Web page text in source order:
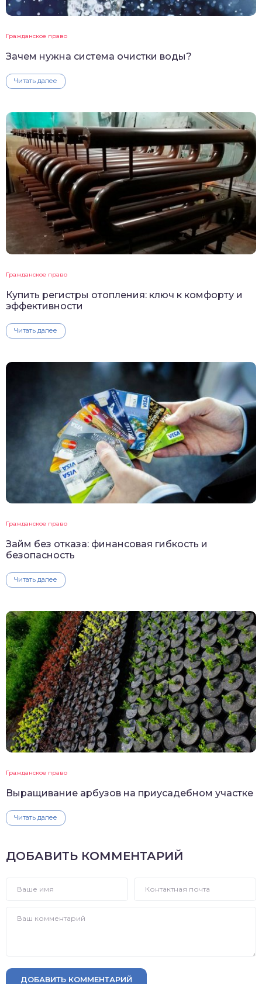
Гражданское право
Зачем нужна система очистки воды?
Читать далее
Гражданское право
Купить регистры отопления: ключ к комфорту и
эффективности
Читать далее
Гражданское право
Займ без отказа: финансовая гибкость и
безопасность
Читать далее
Гражданское право
Выращивание арбузов на приусадебном участке
Читать далее
ДОБАВИТЬ КОММЕНТАРИЙ
ДОБАВИТЬ КОММЕНТАРИЙ